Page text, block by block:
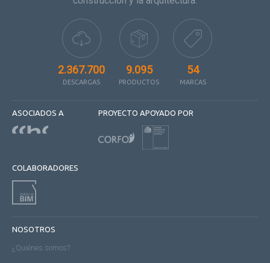
2.367.700
DESCARGAS
9.095
PRODUCTOS
54
MARCAS
ASOCIADOS A PROYECTO APOYADO POR
COLABORADORES
NOSOTROS
¿Quiénes somos?